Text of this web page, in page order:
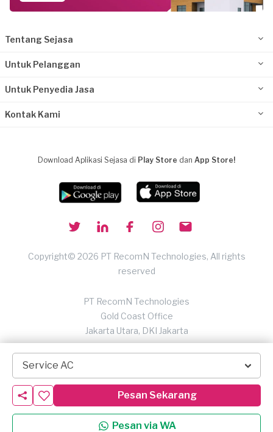
Service AC
Pesan Sekarang
Pesan via WA
Tentang Sejasa
Untuk Pelanggan
Untuk Penyedia Jasa
Kontak Kami
Download Aplikasi Sejasa di Play Store dan App Store!
Copyright© 2026 PT RecomN Technologies, All rights
reserved
PT RecomN Technologies
Gold Coast Office
Jakarta Utara, DKI Jakarta